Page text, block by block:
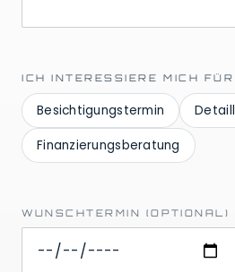
ICH INTERESSIERE MICH FÜR
Besichtigungstermin
Finanzierungsberatung
WUNSCHTERMIN (OPTIONAL)